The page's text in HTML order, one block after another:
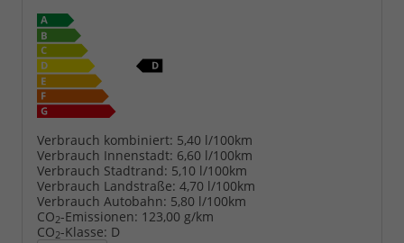
Verbrauch kombiniert: 5,40 l/100km
Verbrauch Innenstadt: 6,60 l/100km
Verbrauch Stadtrand: 5,10 l/100km
Verbrauch Landstraße: 4,70 l/100km
Verbrauch Autobahn: 5,80 l/100km
CO2-Emissionen: 123,00 g/km
CO2-Klasse: D